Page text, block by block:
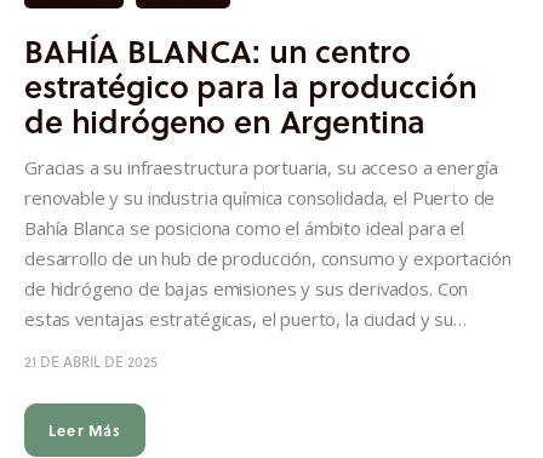
Proyectos
Informes
Quiénes somos
BAHÍA BLANCA: un centro
estratégico para la producción
de hidrógeno en Argentina
Gracias a su infraestructura portuaria, su acceso a energía
renovable y su industria química consolidada, el Puerto de
Bahía Blanca se posiciona como el ámbito ideal para el
desarrollo de un hub de producción, consumo y exportación
de hidrógeno de bajas emisiones y sus derivados. Con
estas ventajas estratégicas, el puerto, la ciudad y su…
21 DE ABRIL DE 2025
Leer Más